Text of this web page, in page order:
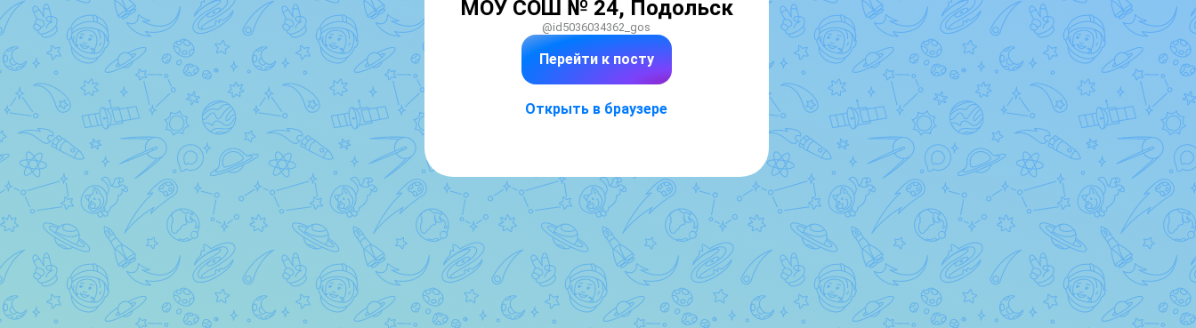
МОУ СОШ № 24, Подольск
@id5036034362_gos
Перейти к посту
Открыть в браузере